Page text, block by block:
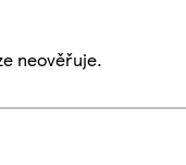
neověřuje.